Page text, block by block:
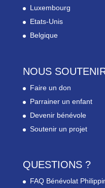
Luxembourg
Etats-Unis
Belgique
NOUS
Faire un don
Parrainer un enfant
Devenir bénévole
Soutenir un projet
QUESTIONS ?
FAQ Bénévolat